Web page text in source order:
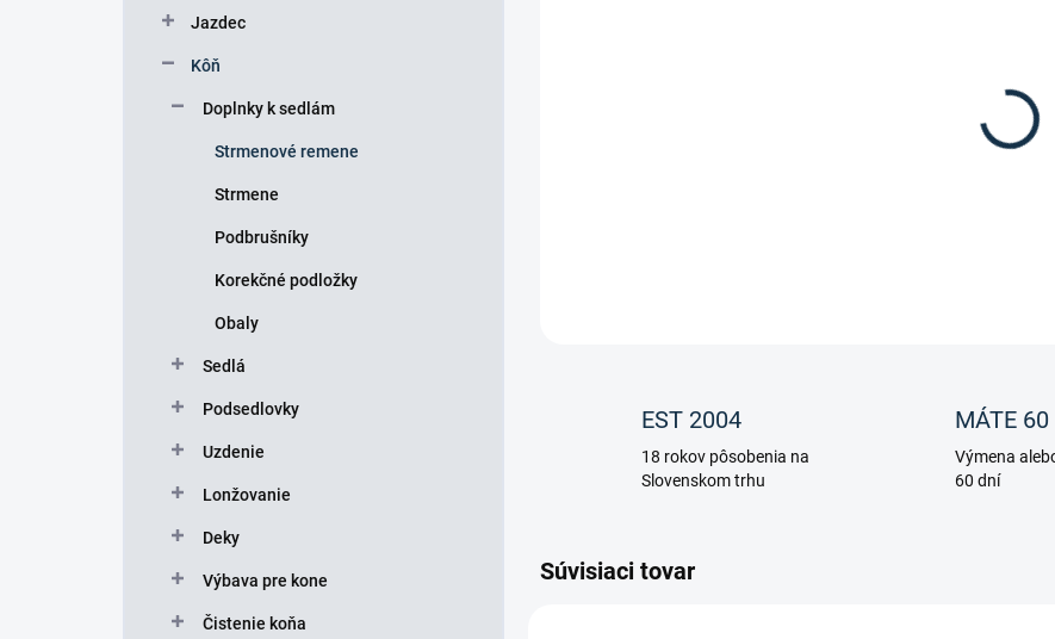
Jazdec
Kôň
Doplnky k sedlám
Strmenové remene
Strmene
Podbrušníky
Korekčné podložky
Obaly
Sedlá
Podsedlovky
Uzdenie
Lonžovanie
Deky
Výbava pre kone
Čistenie koňa
EST 2004
18 rokov pôsobenia na
Slovenskom trhu
MÁTE 60
Výmena
60 dní
Súvisiaci tovar